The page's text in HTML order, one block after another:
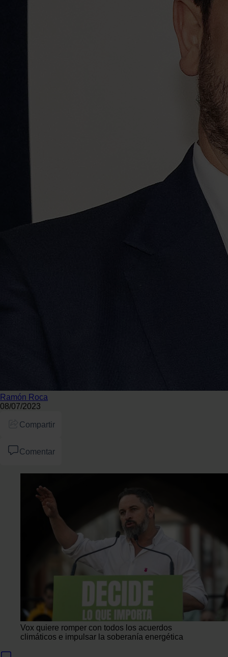
Ramón Roca
08/07/2023
Compartir
Comentar
Vox quiere romper con todos los acuerdos
climáticos e impulsar la soberanía energética